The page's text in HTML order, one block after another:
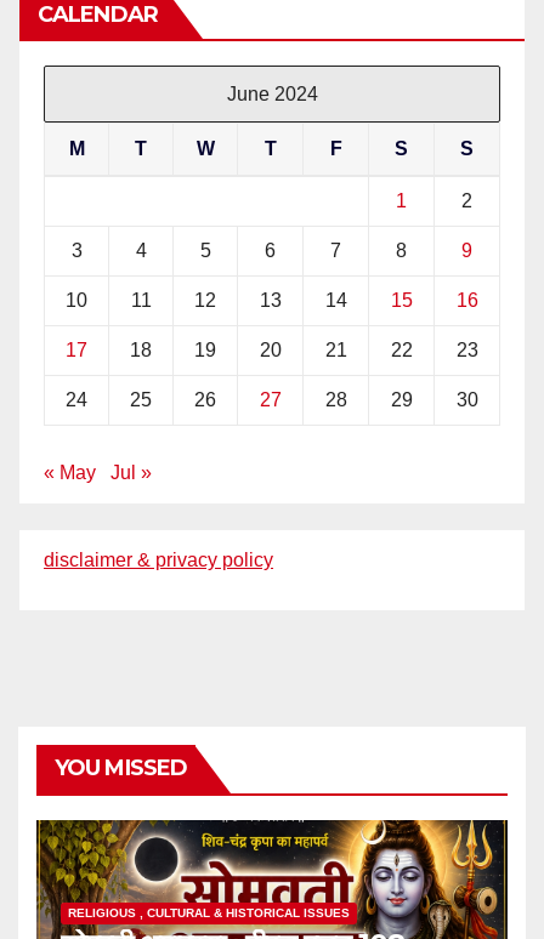
CALENDAR
June 2024
M T W T F S S
1 2
3 4 5 6 7 8 9
10 11 12 13 14 15 16
17 18 19 20 21 22 23
24 25 26 27 28 29 30
« May Jul »
disclaimer & privacy policy
YOU MISSED
RELIGIOUS , CULTURAL & HISTORICAL ISSUES